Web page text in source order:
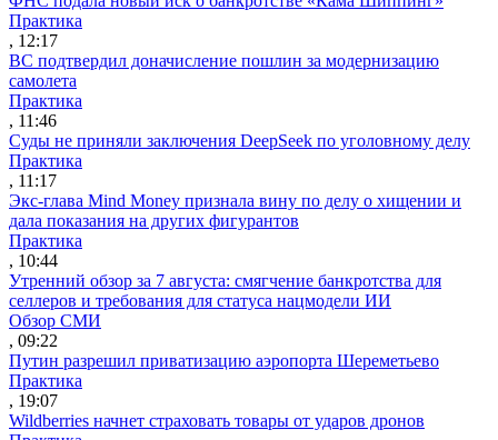
Практика
, 12:17
ВС подтвердил доначисление пошлин за модернизацию
самолета
Практика
, 11:46
Суды не приняли заключения DeepSeek по уголовному делу
Практика
, 11:17
Экс-глава Mind Money признала вину по делу о хищении и
дала показания на других фигурантов
Практика
, 10:44
Утренний обзор за 7 августа: смягчение банкротства для
селлеров и требования для статуса нацмодели ИИ
Обзор СМИ
, 09:22
Путин разрешил приватизацию аэропорта Шереметьево
Практика
, 19:07
Wildberries начнет страховать товары от ударов дронов